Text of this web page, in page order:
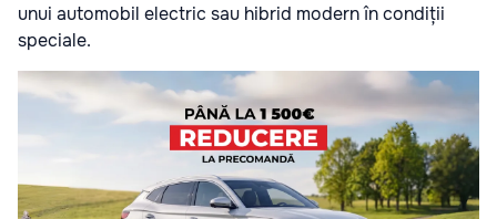
unui automobil electric sau hibrid modern în condiții
speciale.